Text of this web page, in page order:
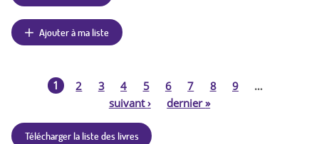
Ajouter à ma liste
a
1 2 3 4 5 6 7 8 9
…
suivant› dernier»
Télécharger la liste des livres